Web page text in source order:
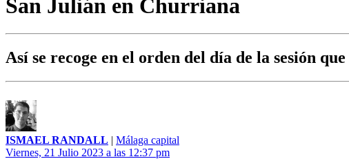
San Julián en Churriana
Así se recoge en el orden del día de la sesión
ISMAEL RANDALL | Málaga capital
Viernes, 21 Julio 2023 a las 12:37 pm